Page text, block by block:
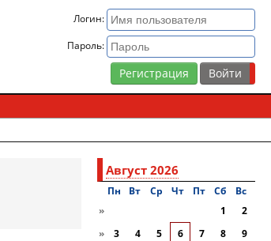
Логин:
Пароль:
Регистрация
Август 2026
Пн Вт Ср Чт Пт Сб
Вc
»
1
2
»
3 4 5 6 7 8
9